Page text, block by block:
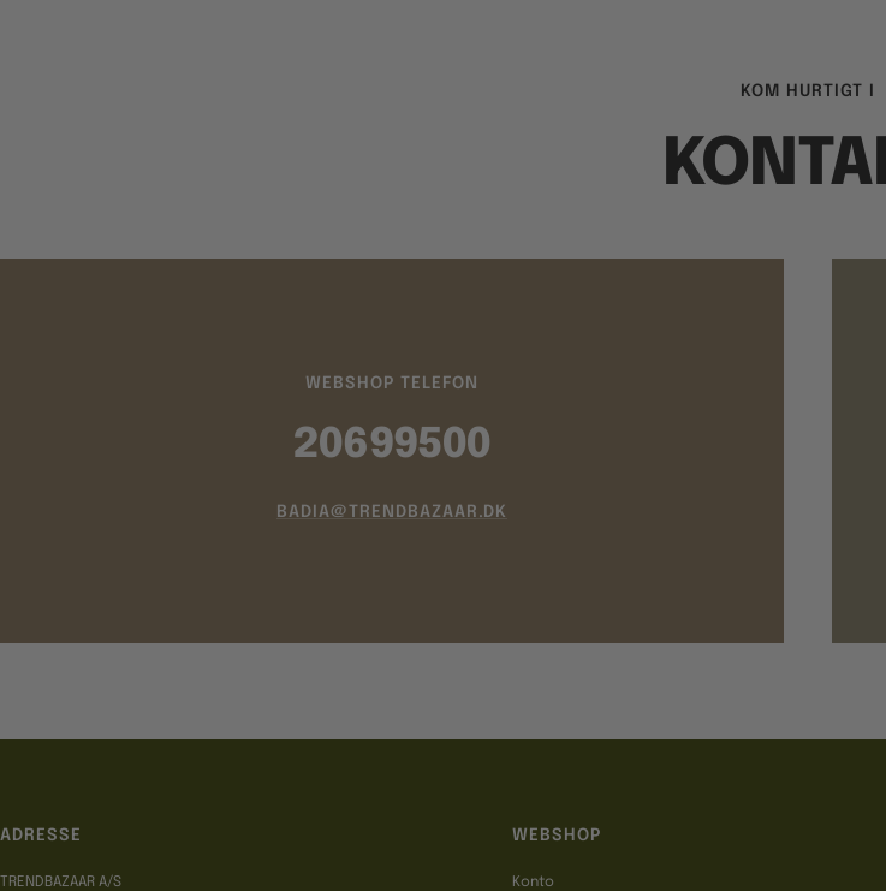
KOM HURTIGT I
WEBSHOP TELEFON
20699500
BADIA@TRENDBAZAAR.DK
ADRESSE
TRENDBAZAAR A/S
WEBSHOP
Konto